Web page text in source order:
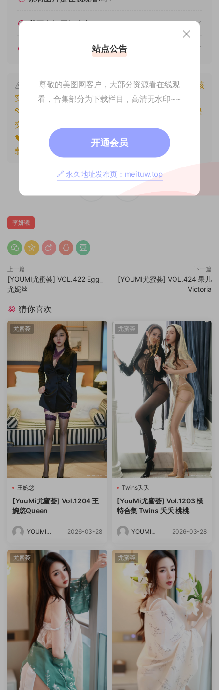
我不会解压怎么办？
遇见其他问题怎么办？
本文资源仅供个人参考学习，请勿批量搬运，一经核
实将封禁账号权限！
💚本文资源均来源网友分享，若侵犯了您的权益可以提
交工单处理。
🧡原文链接：
https://www.znjxg.com/540.html
载请注明出处。
李妍曦
上一篇
[YOUMI尤蜜荟] VOL.422 Egg_
尤妮丝
下一篇
[YOUMI尤蜜荟] VOL.424 果儿
Victoria
猜你喜欢
尤蜜荟
王婉悠
[YouMi尤蜜荟] Vol.1204 王
婉悠Queen
YOUMI尤
2026-03-28
尤蜜荟
Twins夭夭
[YouMi尤蜜荟] Vol.1203 模
特合集 Twins 夭夭 桃桃
YOUMI尤
2026-03-28
尤蜜荟 尤蜜荟
站点公告
尊敬的美图网客户，大部分资源看在线观
看，合集部分为下载栏目，高清无水印~~
开通会员
🔗 永久地址发布页：meituw.top